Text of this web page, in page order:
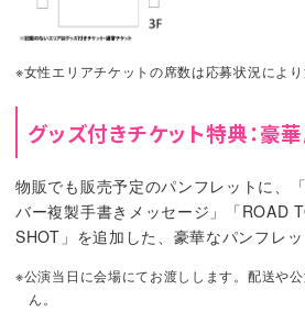
※女性エリアチケットの席数は応募状況により
グッズ付きチケット特典：豪
物販でも販売予定のパンフレットに、
バー複製手書きメッセージ」「ROAD
SHOT」を追加した、豪華なパンフレッ
※公演当日に会場にてお渡しします。配送や
ん。